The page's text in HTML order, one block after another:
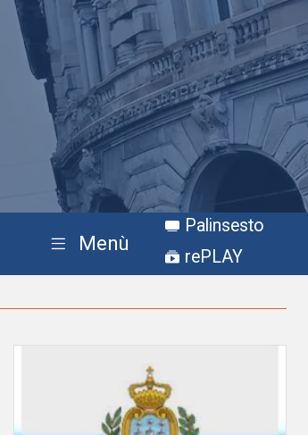
Menù
Palinsesto
rePLAY